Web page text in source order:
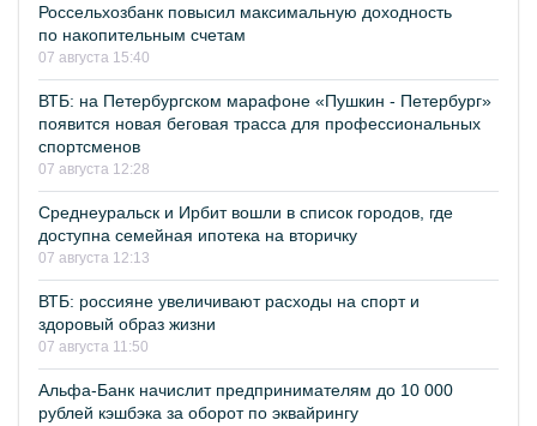
Россельхозбанк повысил максимальную доходность
по накопительным счетам
07 августа 15:40
ВТБ: на Петербургском марафоне «Пушкин - Петербург»
появится новая беговая трасса для профессиональных
спортсменов
07 августа 12:28
Среднеуральск и Ирбит вошли в список городов, где
доступна семейная ипотека на вторичку
07 августа 12:13
ВТБ: россияне увеличивают расходы на спорт и
здоровый образ жизни
07 августа 11:50
Альфа-Банк начислит предпринимателям до 10 000
рублей кэшбэка за оборот по эквайрингу